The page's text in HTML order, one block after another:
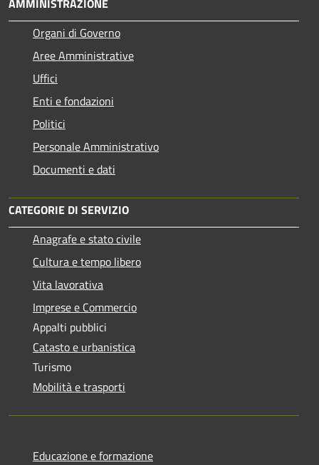
AMMINISTRAZIONE
Organi di Governo
Aree Amministrative
Uffici
Enti e fondazioni
Politici
Personale Amministrativo
Documenti e dati
CATEGORIE DI SERVIZIO
Anagrafe e stato civile
Cultura e tempo libero
Vita lavorativa
Imprese e Commercio
Appalti pubblici
Catasto e urbanistica
Turismo
Mobilità e trasporti
Educazione e formazione